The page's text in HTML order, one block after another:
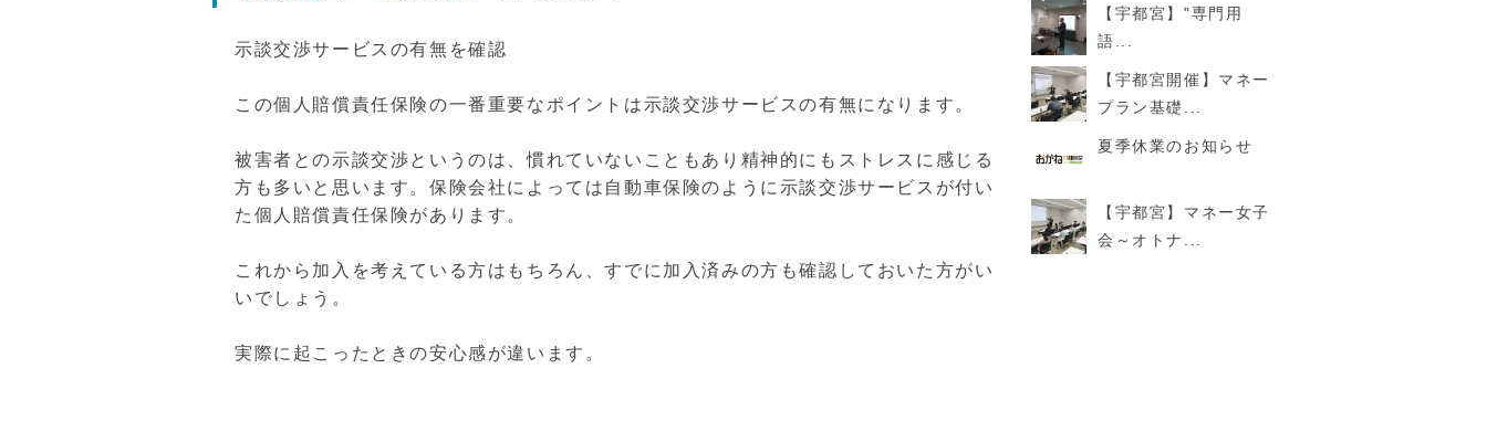
示談交渉サービスの有無を確認
この個人賠償責任保険の一番重要なポイントは示談交渉サービスの有無になります。
被害者との示談交渉というのは、慣れていないこともあり精神的にもストレスに感じる
方も多いと思います。保険会社によっては自動車保険のように示談交渉サービスが付い
た個人賠償責任保険があります。
これから加入を考えている方はもちろん、すでに加入済みの方も確認しておいた方がい
いでしょう。
実際に起こったときの安心感が違います。
【宇都宮】"専門用
語...
【宇都宮開催】マネー
プラン基礎...
夏季休業のお知らせ
【宇都宮】マネー女子
会～オトナ...